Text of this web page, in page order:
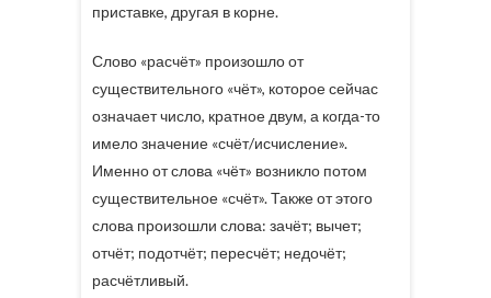
приставке, другая в корне.
Слово «расчёт» произошло от
существительного «чёт», которое сейчас
означает число, кратное двум, а когда-то
имело значение «счёт/исчисление».
Именно от слова «чёт» возникло потом
существительное «счёт». Также от этого
слова произошли слова: зачёт; вычет;
отчёт; подотчёт; пересчёт; недочёт;
расчётливый.